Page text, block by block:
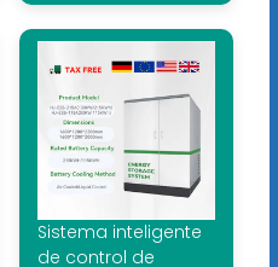
Sistema inteligente
de control de